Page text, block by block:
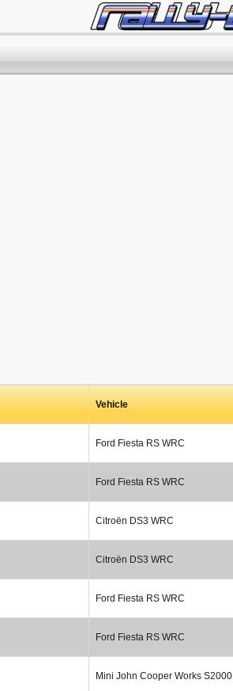
Vehicle
Ford Fiesta RS WRC
Ford Fiesta RS WRC
Citroën DS3 WRC
Citroën DS3 WRC
Ford Fiesta RS WRC
Ford Fiesta RS WRC
Mini John Cooper Works S2000